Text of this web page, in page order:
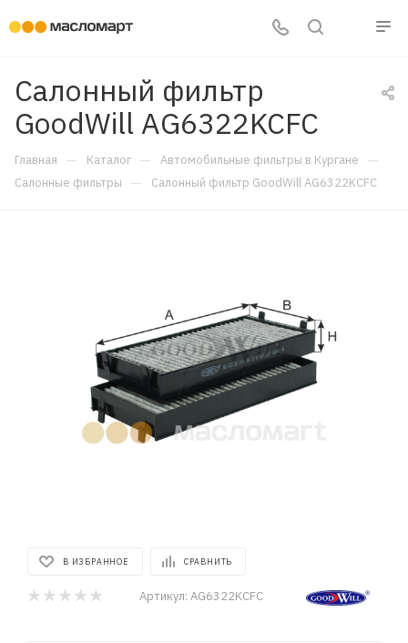
Салонный фильтр
GoodWill AG6322KCFC
Главная — Каталог — Автомобильные фильтры в Кургане —
Салонные фильтры — Салонный фильтр GoodWill AG6322KCFC
В ИЗБРАННОЕ СРАВНИТЬ
Артикул: AG6322KCFC